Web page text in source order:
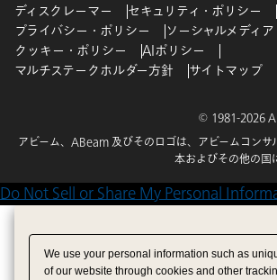
ディスクレーマー
セキュリティ・ポリシー
プライバシー・ポリシー
ソーシャルメディ
クッキー・ポリシー
AIポリシー
マルチステークホルダー方針
サイトマップ
© 1981-2026
アビーム、ABeam 及びそのロゴは、アビームコンサ
本およびその他の国
Do Not Sell or Share My Personal
We use your personal information such as
of our website through cookies and other